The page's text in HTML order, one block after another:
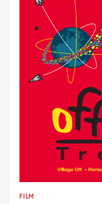
FILM